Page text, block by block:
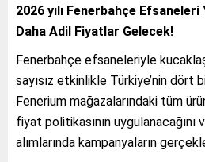
2026 yılı Fenerbahçe Efsaneleri
Daha Adil Fiyatlar Gelecek!
Fenerbahçe efsaneleriyle
sayısız etkinlikle Türkiye’nin dört
Fenerium mağazalarındaki tüm
fiyat politikasının
alımlarında kampanyaların